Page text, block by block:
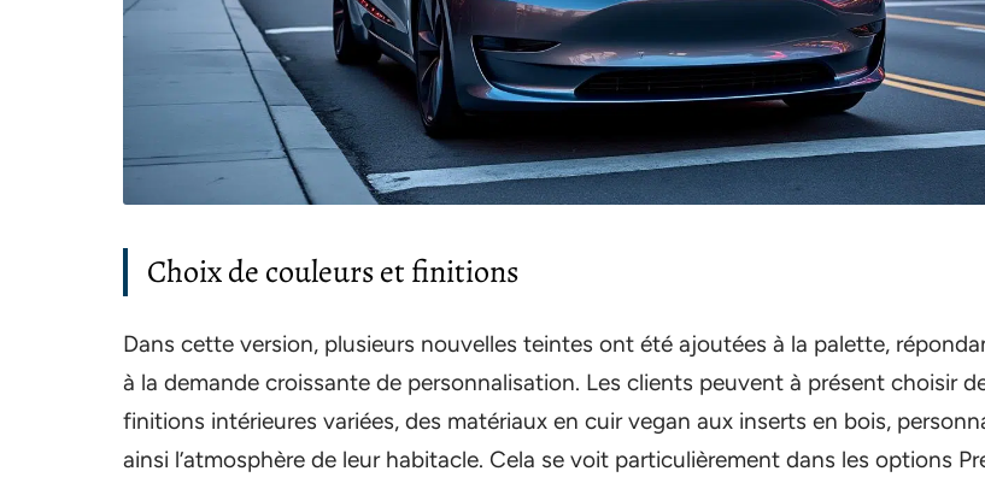
Choix de couleurs et finitions
Dans cette version, plusieurs nouvelles teintes ont été ajoutées à la palette,
à la demande croissante de personnalisation. Les clients peuvent à présent choisir
finitions intérieures variées, des matériaux en cuir vegan aux inserts en bois,
ainsi l’atmosphère de leur habitacle. Cela se voit particulièrement dans les options